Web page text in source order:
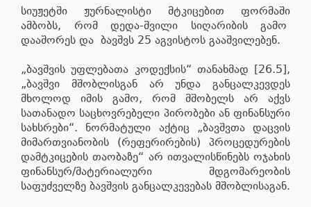
სიუჟეტში ჟურნალისტი მტკიცებით ფორმაში
ამბობს, რომ დედა-შვილი სიღარიბის გამო
დააშორეს და ბავშვს 25 აგვისტოს გააშვილებენ.
„ბავშვის უფლებათა კოდექსის“ თანახმად [26.5],
„ბავშვი მშობლისგან არ უნდა განცალკევდეს
მხოლოდ იმის გამო, რომ მშობელს არ აქვს
სათანადო საცხოვრებელი პირობები ან ფინანსური
სახსრები“. ნორმატული აქტიც „ბავშვთა დაცვის
მიმართვიანობის (რეფერირების) პროცედურების
დამტკიცების თაობაზე“ არ ითვალისწინებს ოჯახის
ფინანსურ/მატერიალური მდგომარეობის
საფუძველზე ბავშვის განცალკევებას მშობლისაგან.